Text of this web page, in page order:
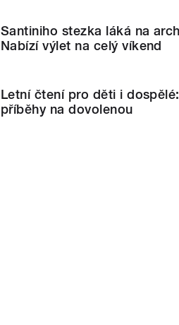
Santiniho stezka láká na
Nabízí výlet na celý víkend
Letní čtení pro děti i
příběhy na dovolenou